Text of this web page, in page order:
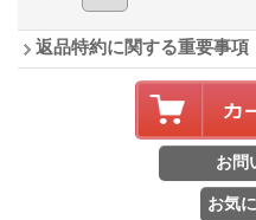
返品特約に関する重要事項